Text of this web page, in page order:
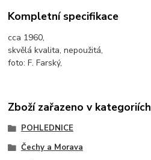
Kompletní specifikace
cca 1960,
skvělá kvalita, nepoužitá,
foto: F. Farský,
Zboží zařazeno v kategoriích
POHLEDNICE
Čechy a Morava